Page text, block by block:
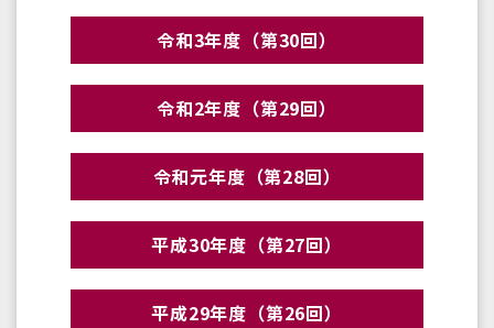
令和3年度（第30回）
令和2年度（第29回）
令和元年度（第28回）
平成30年度（第27回）
平成29年度（第26回）